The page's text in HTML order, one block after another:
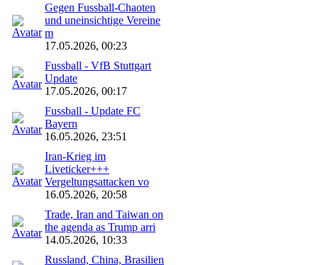
Gegen Fussball-Chaoten
und uneinsichtige Vereine
m
17.05.2026, 00:23
Fussball - VfB Stuttgart
Update
17.05.2026, 00:17
Fussball - Update FC
Bayern
16.05.2026, 23:51
Iran-Krieg im
Liveticker+++
Vergeltungsattacken vo
16.05.2026, 20:58
Trade, Iran and Taiwan on
the agenda as Trump arri
14.05.2026, 10:33
Russland, China, Brasilien